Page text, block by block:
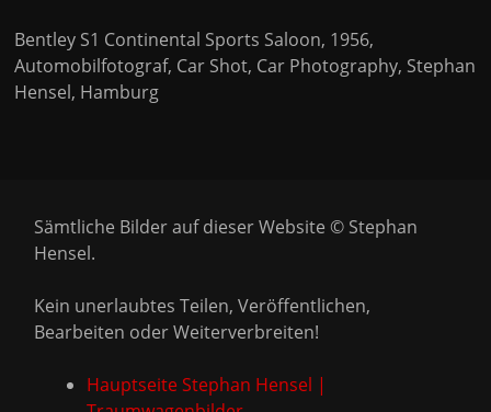
Bentley S1 Continental Sports Saloon, 1956,
Automobilfotograf, Car Shot, Car Photography, Stephan
Hensel, Hamburg
Sämtliche Bilder auf dieser Website © Stephan
Hensel.
Kein unerlaubtes Teilen, Veröffentlichen,
Bearbeiten oder Weiterverbreiten!
Hauptseite Stephan Hensel |